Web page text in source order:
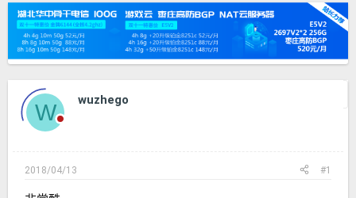
发
起
人
时
间
W wuzhego
2018/04/13 #1